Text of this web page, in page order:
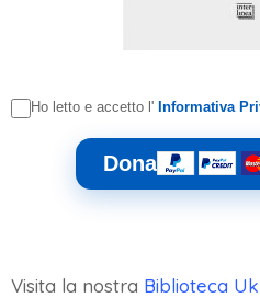
Ho letto e accetto l' Informativa
Dona
Visita la nostra Biblioteca